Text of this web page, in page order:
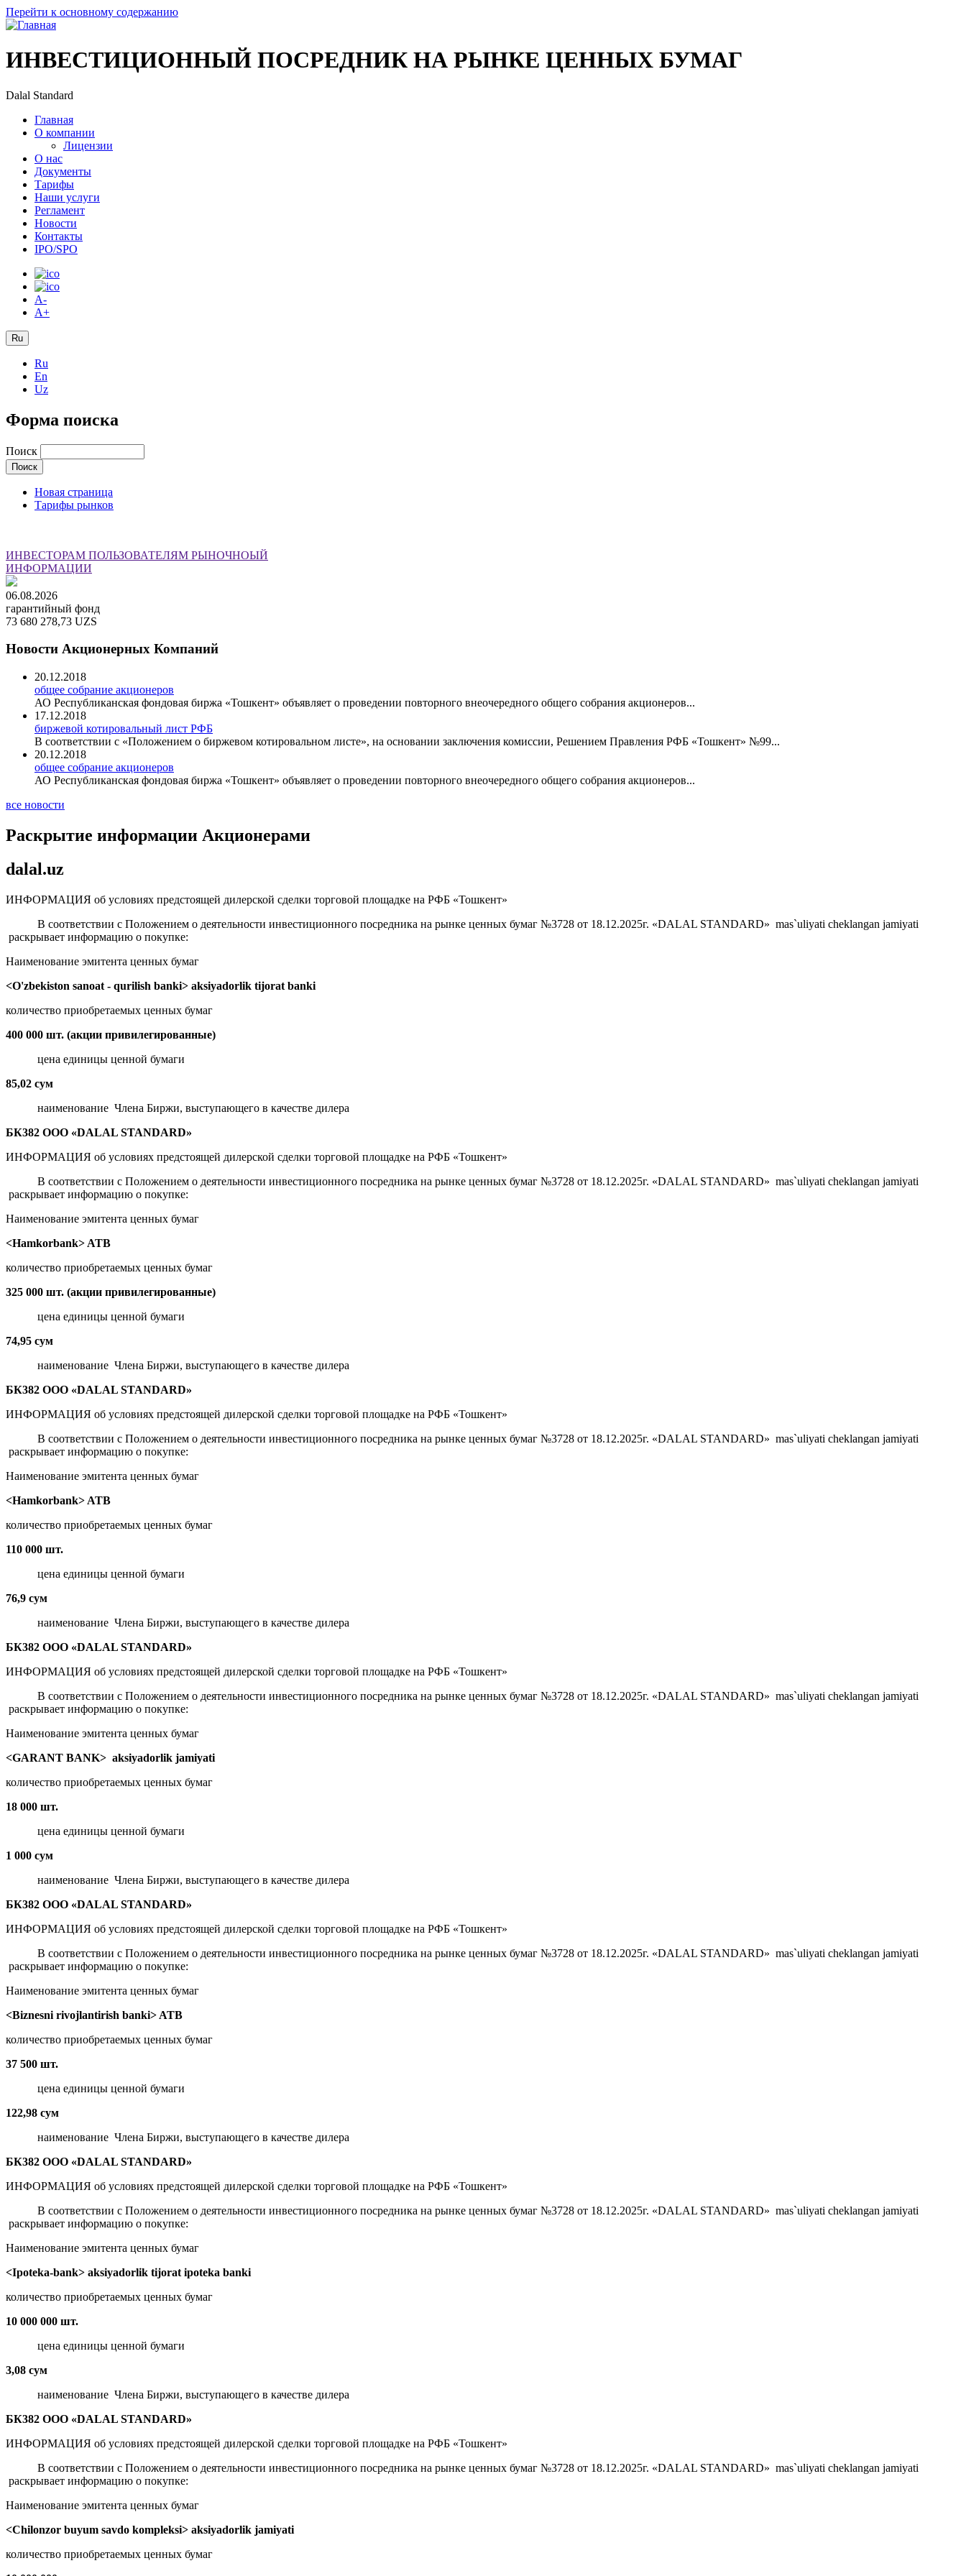
Перейти к основному содержанию
ИНВЕСТИЦИОННЫЙ ПОСРЕДНИК НА РЫНКЕ ЦЕННЫХ БУМАГ
Dalal Standard
Главная
О компании
Лицензии
О нас
Документы
Тарифы
Наши услуги
Регламент
Новости
Контакты
IPO/SPO
A-
A+
Ru
Ru
En
Uz
Форма поиска
Поиск
Новая страница
Тарифы рынков
ИНВЕСТОРАМ ПОЛЬЗОВАТЕЛЯМ РЫНОЧНОЫЙ
ИНФОРМАЦИИ
06.08.2026
гарантийный фонд
73 680 278,73 UZS
Новости Акционерных Компаний
20.12.2018
общее собрание акционеров
АО Республиканская фондовая биржа «Тошкент» объявляет о проведении повторного внеочередного общего собрания акционеров...
17.12.2018
биржевой котировальный лист РФБ
В соответствии с «Положением о биржевом котировальном листе», на основании заключения комиссии, Решением Правления РФБ «Тошкент» №99...
20.12.2018
общее собрание акционеров
АО Республиканская фондовая биржа «Тошкент» объявляет о проведении повторного внеочередного общего собрания акционеров...
все новости
Раскрытие информации Акционерами
dalal.uz
ИНФОРМАЦИЯ об условиях предстоящей дилерской сделки торговой площадке на РФБ «Тошкент»
В соответствии с Положением о деятельности инвестиционного посредника на рынке ценных бумаг №3728 от 18.12.2025г. «DALAL STANDARD» mas`uliyati cheklangan jamiyati
раскрывает информацию о покупке:
Наименование эмитента ценных бумаг
<O'zbekiston sanoat - qurilish banki> aksiyadorlik tijorat banki
количество приобретаемых ценных бумаг
400 000 шт. (акции привилегированные)
цена единицы ценной бумаги
85,02 сум
наименование Члена Биржи, выступающего в качестве дилера
БК382 ООО «DALAL STANDARD»
ИНФОРМАЦИЯ об условиях предстоящей дилерской сделки торговой площадке на РФБ «Тошкент»
В соответствии с Положением о деятельности инвестиционного посредника на рынке ценных бумаг №3728 от 18.12.2025г. «DALAL STANDARD» mas`uliyati cheklangan jamiyati
раскрывает информацию о покупке:
Наименование эмитента ценных бумаг
<Hamkorbank> ATB
количество приобретаемых ценных бумаг
325 000 шт. (акции привилегированные)
цена единицы ценной бумаги
74,95 сум
наименование Члена Биржи, выступающего в качестве дилера
БК382 ООО «DALAL STANDARD»
ИНФОРМАЦИЯ об условиях предстоящей дилерской сделки торговой площадке на РФБ «Тошкент»
В соответствии с Положением о деятельности инвестиционного посредника на рынке ценных бумаг №3728 от 18.12.2025г. «DALAL STANDARD» mas`uliyati cheklangan jamiyati
раскрывает информацию о покупке:
Наименование эмитента ценных бумаг
<Hamkorbank> ATB
количество приобретаемых ценных бумаг
110 000 шт.
цена единицы ценной бумаги
76,9 сум
наименование Члена Биржи, выступающего в качестве дилера
БК382 ООО «DALAL STANDARD»
ИНФОРМАЦИЯ об условиях предстоящей дилерской сделки торговой площадке на РФБ «Тошкент»
В соответствии с Положением о деятельности инвестиционного посредника на рынке ценных бумаг №3728 от 18.12.2025г. «DALAL STANDARD» mas`uliyati cheklangan jamiyati
раскрывает информацию о покупке:
Наименование эмитента ценных бумаг
<GARANT BANK> aksiyadorlik jamiyati
количество приобретаемых ценных бумаг
18 000 шт.
цена единицы ценной бумаги
1 000 сум
наименование Члена Биржи, выступающего в качестве дилера
БК382 ООО «DALAL STANDARD»
ИНФОРМАЦИЯ об условиях предстоящей дилерской сделки торговой площадке на РФБ «Тошкент»
В соответствии с Положением о деятельности инвестиционного посредника на рынке ценных бумаг №3728 от 18.12.2025г. «DALAL STANDARD» mas`uliyati cheklangan jamiyati
раскрывает информацию о покупке:
Наименование эмитента ценных бумаг
<Biznesni rivojlantirish banki> ATB
количество приобретаемых ценных бумаг
37 500 шт.
цена единицы ценной бумаги
122,98 сум
наименование Члена Биржи, выступающего в качестве дилера
БК382 ООО «DALAL STANDARD»
ИНФОРМАЦИЯ об условиях предстоящей дилерской сделки торговой площадке на РФБ «Тошкент»
В соответствии с Положением о деятельности инвестиционного посредника на рынке ценных бумаг №3728 от 18.12.2025г. «DALAL STANDARD» mas`uliyati cheklangan jamiyati
раскрывает информацию о покупке:
Наименование эмитента ценных бумаг
<Ipoteka-bank> aksiyadorlik tijorat ipoteka banki
количество приобретаемых ценных бумаг
10 000 000 шт.
цена единицы ценной бумаги
3,08 сум
наименование Члена Биржи, выступающего в качестве дилера
БК382 ООО «DALAL STANDARD»
ИНФОРМАЦИЯ об условиях предстоящей дилерской сделки торговой площадке на РФБ «Тошкент»
В соответствии с Положением о деятельности инвестиционного посредника на рынке ценных бумаг №3728 от 18.12.2025г. «DALAL STANDARD» mas`uliyati cheklangan jamiyati
раскрывает информацию о покупке:
Наименование эмитента ценных бумаг
<Chilonzor buyum savdo kompleksi> aksiyadorlik jamiyati
количество приобретаемых ценных бумаг